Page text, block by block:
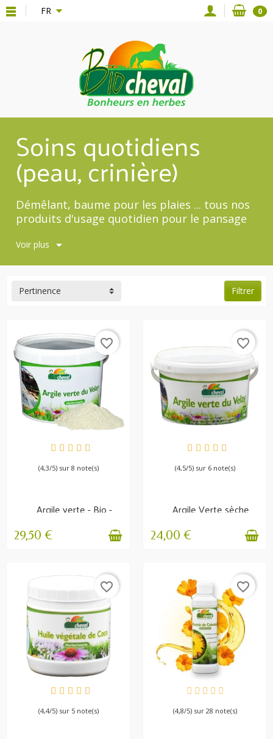
{**} FR 0
Soins quotidiens
(peau, crinière)
Démêlant, baume pour les plaies ... tous nos
produits d'usage quotidien pour le pansage
Voir plus
Filtrer
Pertinence
EN STOCK
favorite_border
(4,3/5) sur 8 note(s)
Argile verte - Bio -
Usage interne et
29,50 €
EN STOCK
favorite_border
(4,5/5) sur 6 note(s)
Argile Verte sèche
pour cataplasme 1.5 kg
24,00 €
EN STOCK
favorite_border
(4,4/5) sur 5 note(s)
EN STOCK
favorite_border
(4,8/5) sur 28 note(s)